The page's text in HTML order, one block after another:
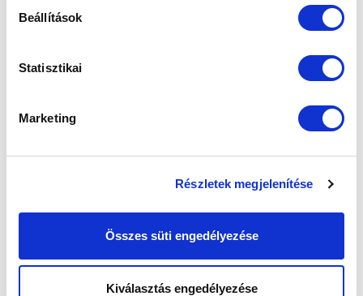
Beállítások
Statisztikai
Marketing
Részletek megjelenítése
Összes süti engedélyezése
Kiválasztás engedélyezése
TAMÁSI ZSOLT
2016.12.20